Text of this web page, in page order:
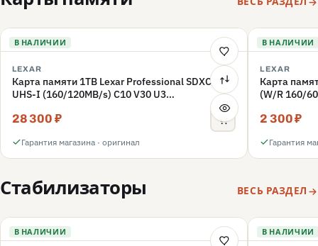
В НАЛИЧИИ
LEXAR
Карта памяти 1TB Lexar Professional SDXC
UHS-I (160/120MB/s) C10 V30 U3
28 300 ₽
Гарантия магазина · оригинал
В НАЛИЧИИ
LEXAR
Карта
(W/R 160/
2 300 ₽
Гарантия
Стабилизаторы ВЕСЬ РАЗДЕЛ
В НАЛИЧИИ В НАЛИЧИИ